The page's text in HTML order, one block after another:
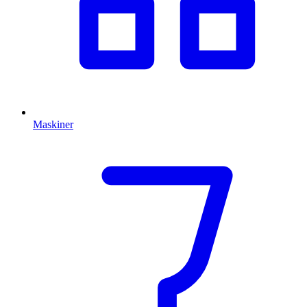
Maskiner